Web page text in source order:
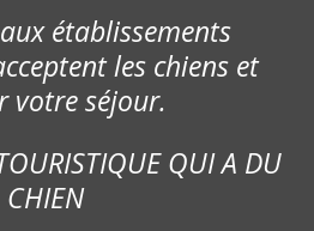
établissements
les chiens et
votre séjour.
QUI A DU
CHIEN